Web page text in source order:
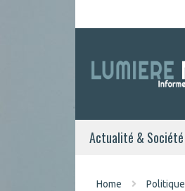
Actualité & Société
Home Politique